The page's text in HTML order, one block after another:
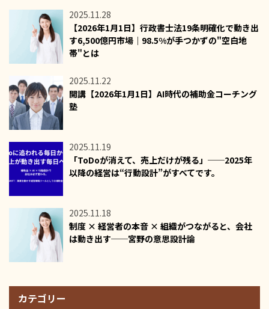
2025.11.28
【2026年1月1日】行政書士法19条明確化で動き出
す6,500億円市場｜98.5%が手つかずの"空白地
帯"とは
2025.11.22
開講【2026年1月1日】AI時代の補助金コーチング
塾
2025.11.19
「ToDoが消えて、売上だけが残る」──2025年
以降の経営は“行動設計”がすべてです。
2025.11.18
制度 × 経営者の本音 × 組織がつながると、会社
は動き出す──宮野の意思設計論
カテゴリー